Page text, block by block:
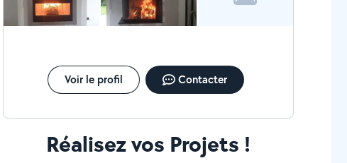
Voir le profil Contacter
Réalisez vos Projets !